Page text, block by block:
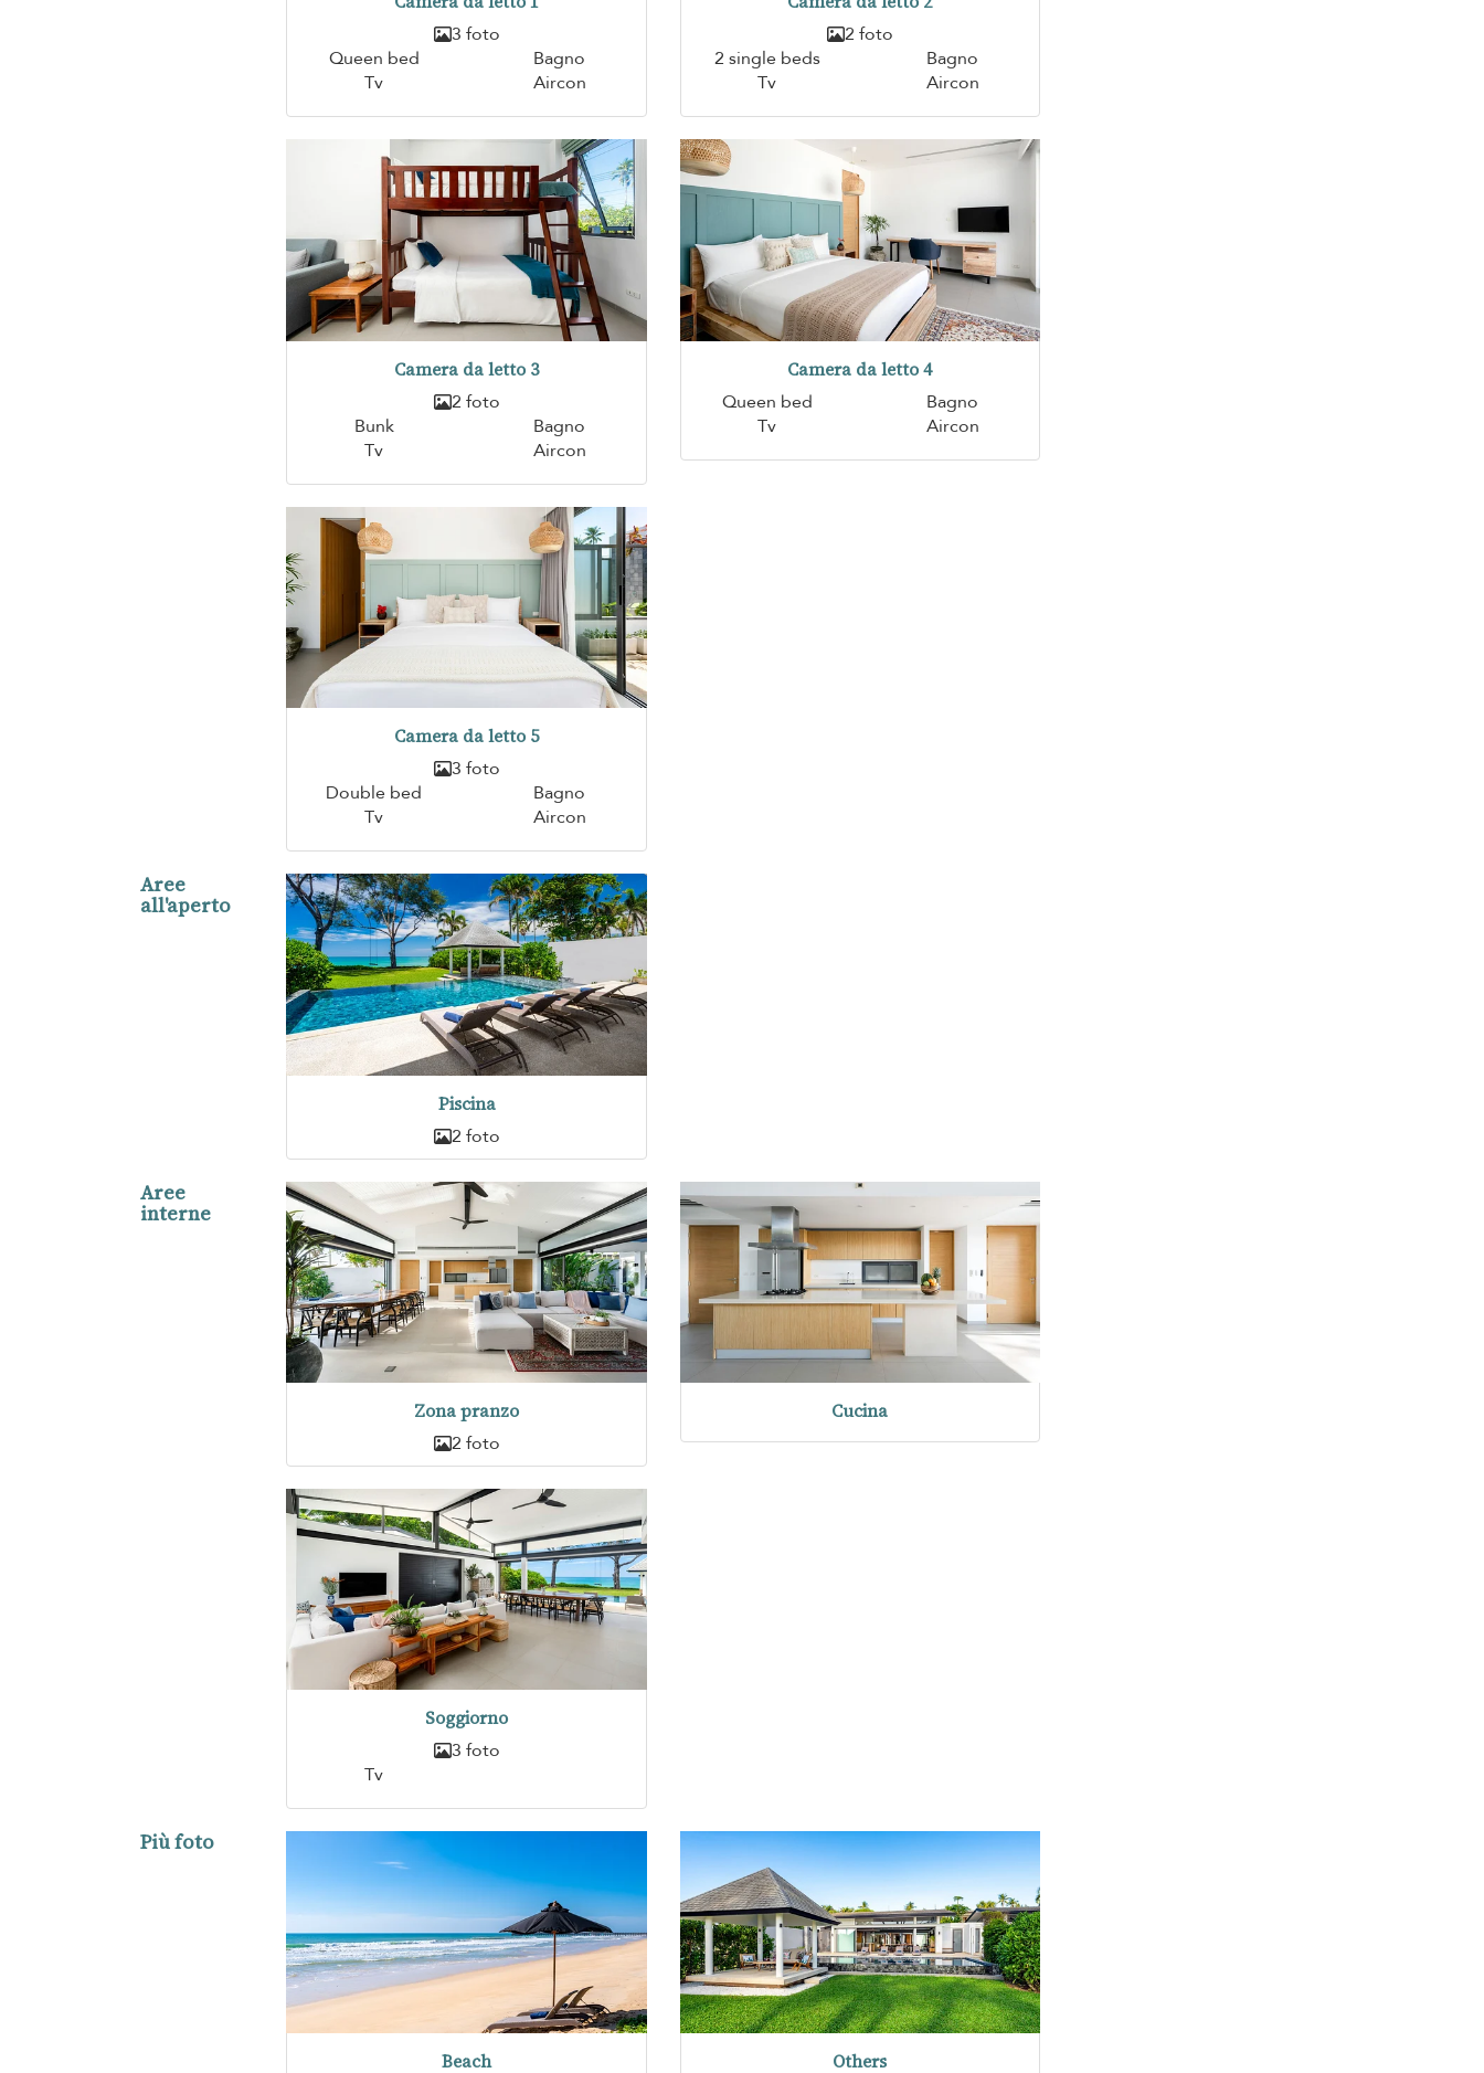
3 foto
Queen bed
Bagno
Tv
Aircon
2 foto
2 single beds
Bagno
Tv
Aircon
Camera da letto 3
2 foto
Bunk
Bagno
Tv
Aircon
Camera da letto 4
Queen bed
Bagno
Tv
Aircon
Camera da letto 5
3 foto
Double bed
Bagno
Tv
Aircon
Aree
all'aperto
Piscina
2 foto
Aree
interne
Zona pranzo
2 foto
Cucina
Soggiorno
3 foto
Tv
Più foto
Beach Others